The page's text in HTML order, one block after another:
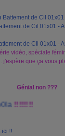
de Cil 01x01 -
de Cil 01x01 -
vidéo, spéciale
j'espère que ça vous
Génial non ???
ici !!